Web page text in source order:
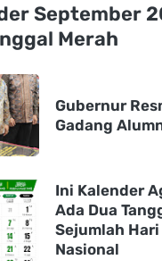
September
Merah
Gubernur
Gadang
Ini Kalender
Ada Dua
Sejumlah
Nasional